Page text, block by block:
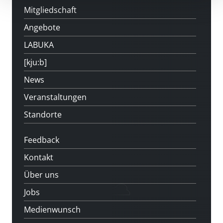
Mitgliedschaft
Angebote
LABUKA
[kju:b]
News
Veranstaltungen
Standorte
Feedback
Kontakt
Über uns
Jobs
Medienwunsch